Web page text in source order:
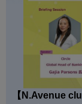
【N.Avenue